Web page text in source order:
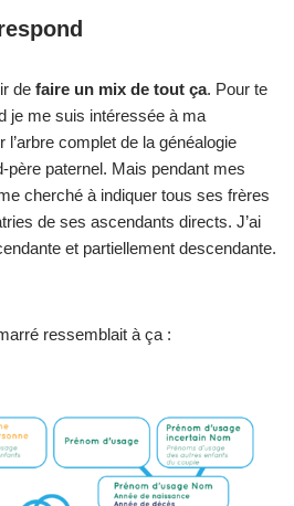
de faire un mix de tout ça. Pour te
je me suis intéressée à ma
l’arbre complet de la généalogie
père paternel. Mais pendant mes
cherché à indiquer tous ses frères
de ses ascendants directs. J’ai
et partiellement descendante.
ressemblait à ça :